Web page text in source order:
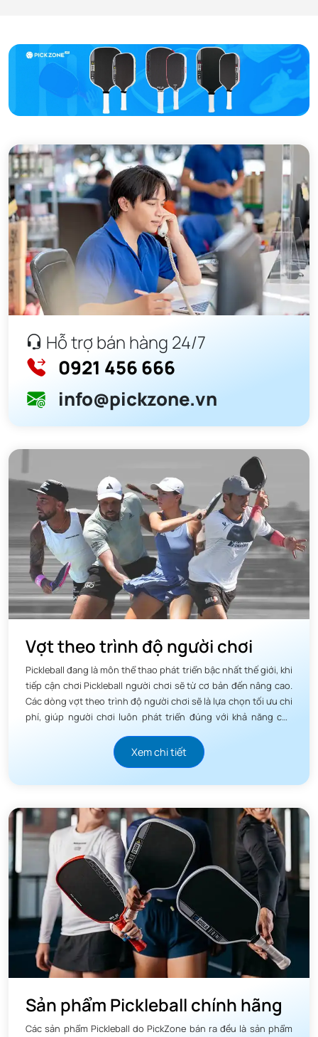
Hỗ trợ bán hàng 24/7
0921 456 666
info@pickzone.vn
Vợt theo trình độ người chơi
Pickleball đang là môn thể thao phát triển bậc nhất thế giới, khi
tiếp cận chơi Pickleball người chơi sẽ từ cơ bản đến nâng cao.
Các dòng vợt theo trình độ người chơi sẽ là lựa chọn tối ưu chi
phí, giúp người chơi luôn phát triển đúng với khả năng của
Xem chi tiết
Sản phẩm Pickleball chính hãng
Các sản phẩm Pickleball do PickZone bán ra đều là sản phẩm